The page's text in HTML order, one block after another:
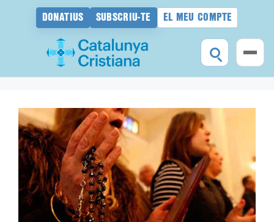
DONATIUS SUBSCRIU-TE EL MEU COMPTE
contingut